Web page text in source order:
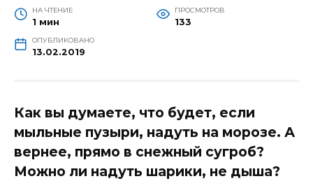
НА ЧТЕНИЕ
1 мин
ПРОСМОТРОВ
133
ОПУБЛИКОВАНО
13.02.2019
Как вы думаете, что будет, если
мыльные пузыри, надуть на морозе. А
вернее, прямо в снежный сугроб?
Можно ли надуть шарики, не дыша?